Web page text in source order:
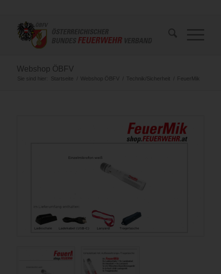
Webshop ÖBFV
Sie sind hier: Startseite / Webshop ÖBFV / Technik/Sicherheit / FeuerMik